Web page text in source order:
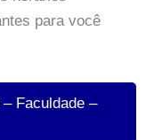
para você
Faculdade –